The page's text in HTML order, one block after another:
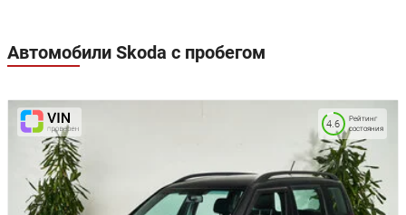
Автомобили Skoda с пробегом
Рейтинг
состояния
4.6